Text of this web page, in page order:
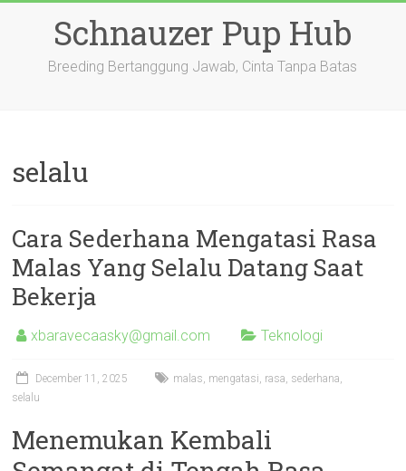
Schnauzer Pup Hub
Breeding Bertanggung Jawab, Cinta Tanpa Batas
selalu
Cara Sederhana Mengatasi Rasa
Malas Yang Selalu Datang Saat
Bekerja
xbaravecaasky@gmail.com Teknologi
December 11, 2025 malas, mengatasi, rasa, sederhana,
selalu
Menemukan Kembali